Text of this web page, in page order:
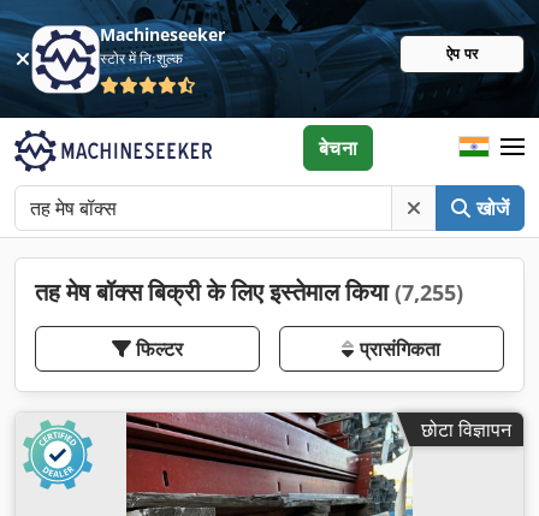
Machineseeker
स्टोर में निःशुल्क ऐप पर
खोजें
बेचना
तह मेष बॉक्स बिक्री के लिए इस्तेमाल किया(7,255)
फिल्टर प्रासंगिकता
छोटा विज्ञापन